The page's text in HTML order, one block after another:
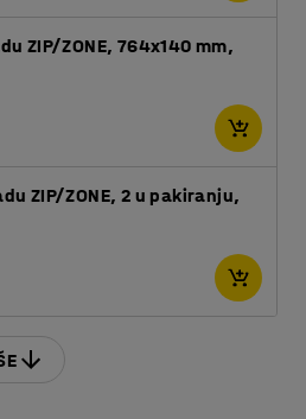
ZIP/ZONE, 764x140 mm,
ZIP/ZONE, 2 u pakiranju,